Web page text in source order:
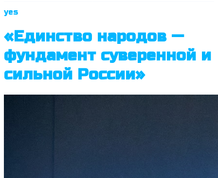
yes
«Единство народов —
фундамент суверенной и
сильной России»